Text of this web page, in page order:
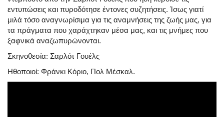
εντυπώσεις και πυροδότησε έντονες συζητήσεις. Ίσως γιατί
μιλά τόσο αναγνωρίσιμα για τις αναμνήσεις της ζωής μας, για
τα πράγματα που χαράχτηκαν μέσα μας, και τις μνήμες που
ξαφνικά αναζωπυρώνονται.
Σκηνοθεσία: Σαρλότ Γουέλς
Ηθοποιοί: Φράνκι Κόριο, Πολ Μέσκαλ.